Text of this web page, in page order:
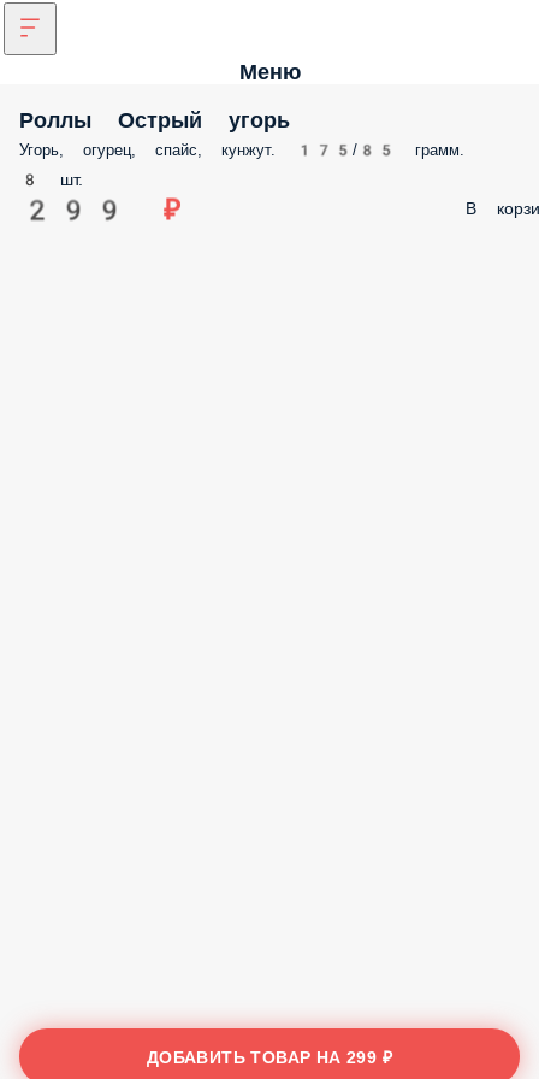
Меню
Роллы Острый угорь
Угорь, огурец, спайс, кунжут. 175/85 грамм.
8 шт.
299 ₽ В
ДОБАВИТЬ ТОВАР НА299 ₽